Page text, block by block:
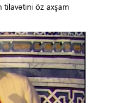
tilavətini öz axşam